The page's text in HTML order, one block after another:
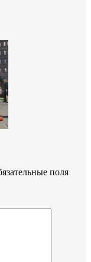
поля